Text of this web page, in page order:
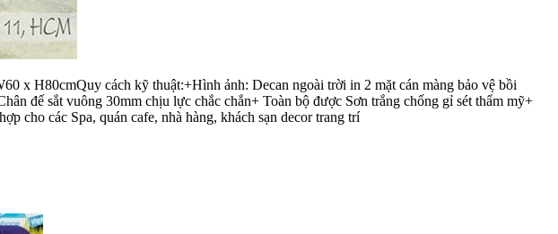
x H80cmQuy cách kỹ thuật:+Hình ảnh: Decan ngoài trời in 2 mặt cán màng bảo vệ bồi
đế sắt vuông 30mm chịu lực chắc chắn+ Toàn bộ được Sơn trắng chống gỉ sét thẩm mỹ+
cho các Spa, quán cafe, nhà hàng, khách sạn decor trang trí